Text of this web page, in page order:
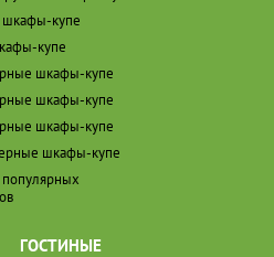
шкафы-купе
купе
шкафы-купе
шкафы-купе
шкафы-купе
шкафы-купе
ГОСТИНЫЕ